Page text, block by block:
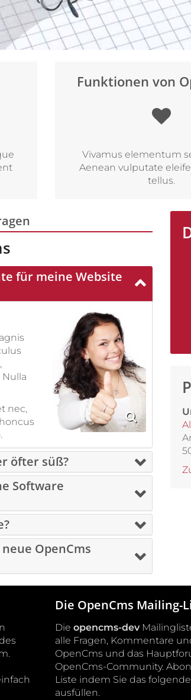
Funktionen von
Vivamus elementum
Aenean vulputate
tellus.
für meine Website
nec,
öfter süß?
Software
OpenCms
Die OpenCms Mailing-
Die opencms-dev
alle Fragen, Kommentare
OpenCms und das
OpenCms-Community.
Liste indem Sie das
ausfüllen.